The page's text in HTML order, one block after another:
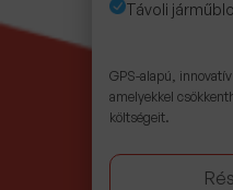
Távoli
GPS-alapú,
amelyekkel
költségeit.